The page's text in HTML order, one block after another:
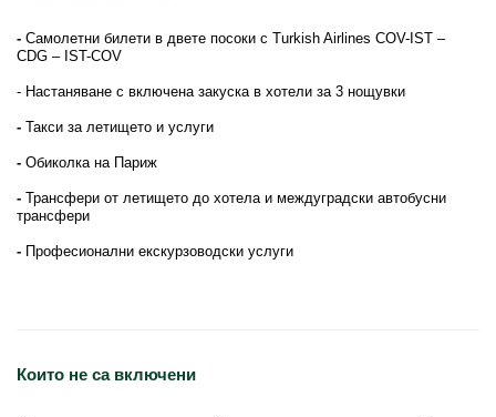
- Самолетни билети в двете посоки с Turkish Airlines COV-IST –
CDG – IST-COV
- Настаняване с включена закуска в хотели за 3 нощувки
- Такси за летището и услуги
- Обиколка на Париж
- Трансфери от летището до хотела и междуградски автобусни
трансфери
- Професионални екскурзоводски услуги
Които не са включени